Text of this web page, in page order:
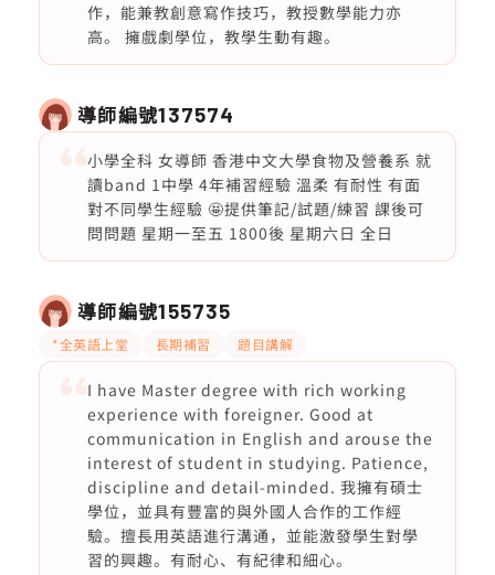
作，能兼教創意寫作技巧，教授數學能力亦
高。 擁戲劇學位，教學生動有趣。
導師編號137574
小學全科 女導師 香港中文大學食物及營養系 就
讀band 1中學 4年補習經驗 溫柔 有耐性 有面
對不同學生經驗 🤩提供筆記/試題/練習 課後可
問問題 星期一至五 1800後 星期六日 全日
導師編號155735
*全英語上堂 長期補習 題目講解
I have Master degree with rich working
experience with foreigner. Good at
communication in English and arouse the
interest of student in studying. Patience,
discipline and detail-minded. 我擁有碩士
學位，並具有豐富的與外國人合作的工作經
驗。擅長用英語進行溝通，並能激發學生對學
習的興趣。有耐心、有紀律和細心。